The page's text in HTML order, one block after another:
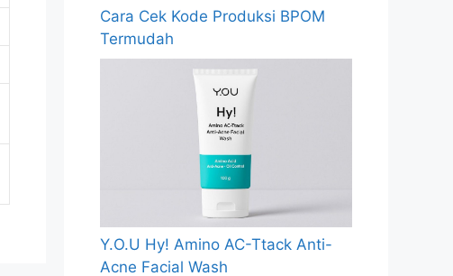
Cara Cek Kode Produksi BPOM
Termudah
Y.O.U Hy! Amino AC-Ttack Anti-
Acne Facial Wash